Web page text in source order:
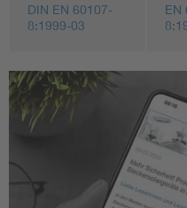
DIN EN 60107-
8:1999-03
EN